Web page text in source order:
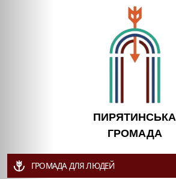
ПИРЯТИНСЬКА
ГРОМАДА
ГРОМАДА ДЛЯ ЛЮДЕЙ